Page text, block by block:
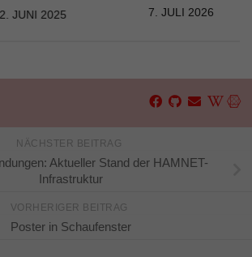
JUNI 2025 7. JULI 2026
NÄCHSTER BEITRAG
Aktueller Stand der HAMNET-
Infrastruktur
VORHERIGER BEITRAG
Poster in Schaufenster